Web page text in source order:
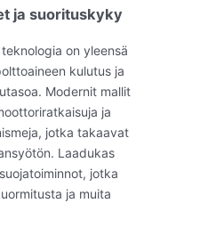
ja suorituskyky
on yleensä
kulutus ja
Modernit mallit
ja
jotka takaavat
Laadukas
jotka
ja muita